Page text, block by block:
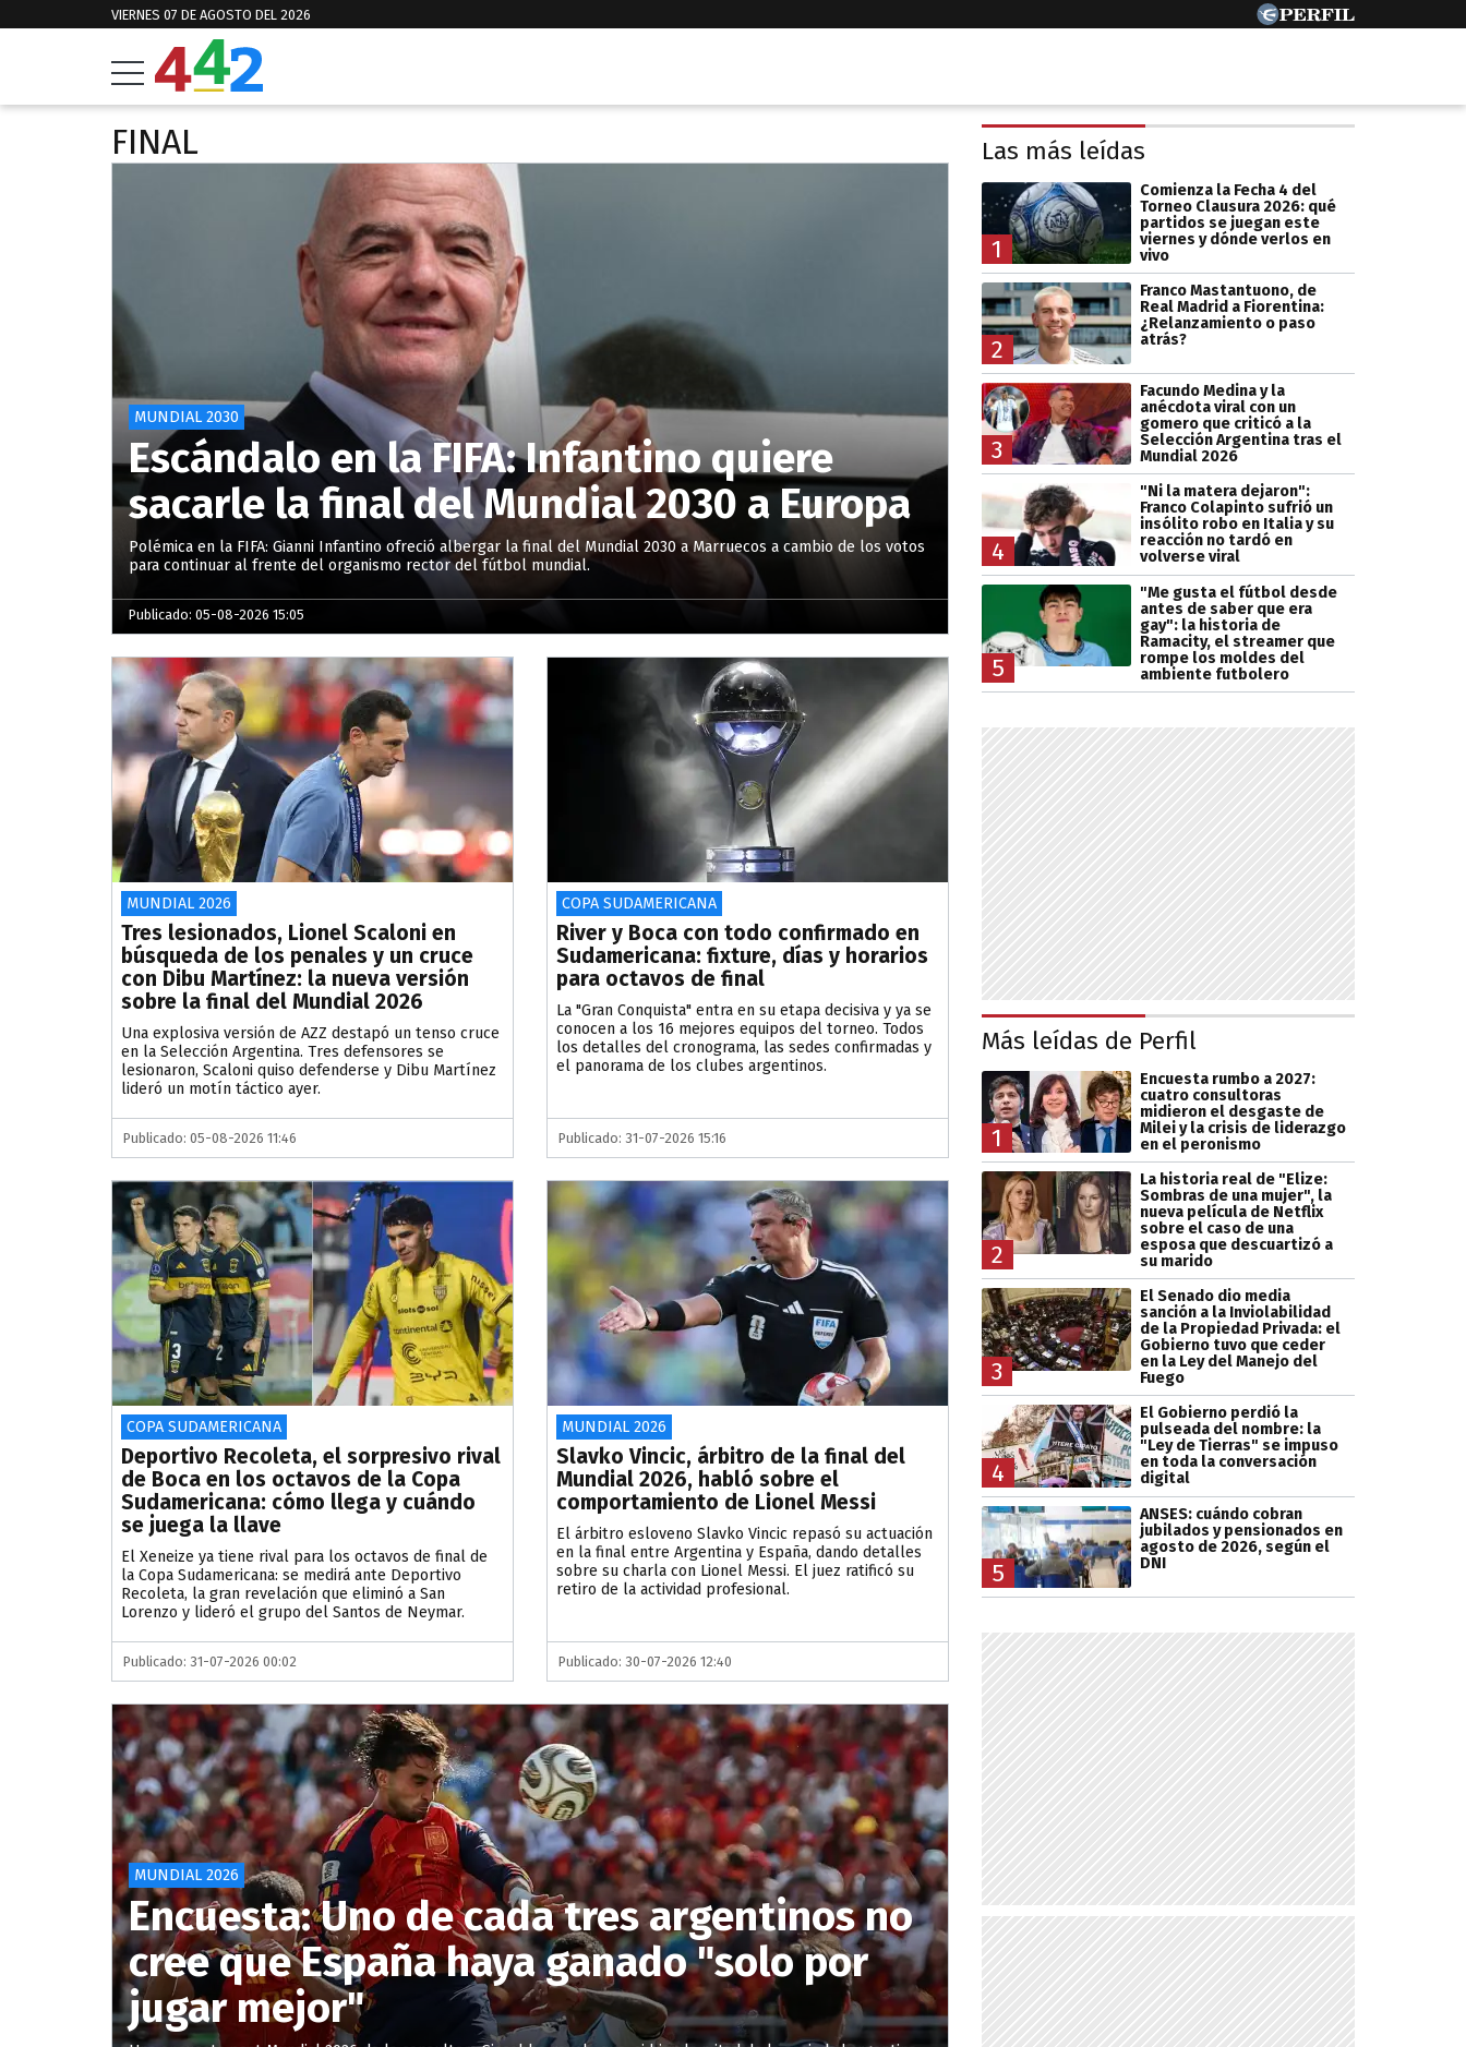
VIERNES 07 DE AGOSTO DEL 2026
FINAL
MUNDIAL 2030
Escándalo en la FIFA: Infantino quiere
sacarle la final del Mundial 2030 a Europa
Polémica en la FIFA: Gianni Infantino ofreció albergar la final del Mundial 2030 a Marruecos a cambio de los votos
para continuar al frente del organismo rector del fútbol mundial.
Publicado: 05-08-2026 15:05
MUNDIAL 2026
Tres lesionados, Lionel Scaloni en
búsqueda de los penales y un cruce
con Dibu Martínez: la nueva versión
sobre la final del Mundial 2026
Una explosiva versión de AZZ destapó un tenso cruce
en la Selección Argentina. Tres defensores se
lesionaron, Scaloni quiso defenderse y Dibu Martínez
lideró un motín táctico ayer.
Publicado: 05-08-2026 11:46
COPA SUDAMERICANA
River y Boca con todo confirmado en
Sudamericana: fixture, días y horarios
para octavos de final
La "Gran Conquista" entra en su etapa decisiva y ya se
conocen a los 16 mejores equipos del torneo. Todos
los detalles del cronograma, las sedes confirmadas y
el panorama de los clubes argentinos.
Publicado: 31-07-2026 15:16
COPA SUDAMERICANA
Deportivo Recoleta, el sorpresivo rival
de Boca en los octavos de la Copa
Sudamericana: cómo llega y cuándo
se juega la llave
El Xeneize ya tiene rival para los octavos de final de
la Copa Sudamericana: se medirá ante Deportivo
Recoleta, la gran revelación que eliminó a San
Lorenzo y lideró el grupo del Santos de Neymar.
Publicado: 31-07-2026 00:02
MUNDIAL 2026
Slavko Vincic, árbitro de la final del
Mundial 2026, habló sobre el
comportamiento de Lionel Messi
El árbitro esloveno Slavko Vincic repasó su actuación
en la final entre Argentina y España, dando detalles
sobre su charla con Lionel Messi. El juez ratificó su
retiro de la actividad profesional.
Publicado: 30-07-2026 12:40
MUNDIAL 2026
Encuesta: Uno de cada tres argentinos no
cree que España haya ganado "solo por
jugar mejor"
Las más leídas
1
Comienza la Fecha 4 del
Torneo Clausura 2026: qué
partidos se juegan este
viernes y dónde verlos en
vivo
2
Franco Mastantuono, de
Real Madrid a Fiorentina:
¿Relanzamiento o paso
atrás?
3
Facundo Medina y la
anécdota viral con un
gomero que criticó a la
Selección Argentina tras el
Mundial 2026
4
"Ni la matera dejaron":
Franco Colapinto sufrió un
insólito robo en Italia y su
reacción no tardó en
volverse viral
5
"Me gusta el fútbol desde
antes de saber que era
gay": la historia de
Ramacity, el streamer que
rompe los moldes del
ambiente futbolero
Más leídas de Perfil
1
Encuesta rumbo a 2027:
cuatro consultoras
midieron el desgaste de
Milei y la crisis de liderazgo
en el peronismo
2
La historia real de "Elize:
Sombras de una mujer", la
nueva película de Netflix
sobre el caso de una
esposa que descuartizó a
su marido
3
El Senado dio media
sanción a la Inviolabilidad
de la Propiedad Privada: el
Gobierno tuvo que ceder
en la Ley del Manejo del
Fuego
4
El Gobierno perdió la
pulseada del nombre: la
"Ley de Tierras" se impuso
en toda la conversación
digital
5
ANSES: cuándo cobran
jubilados y pensionados en
agosto de 2026, según el
DNI